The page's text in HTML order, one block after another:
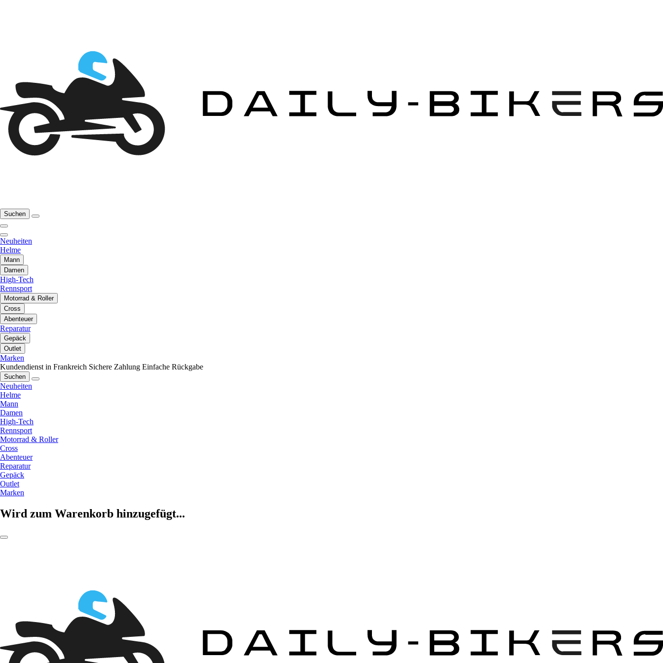
Suchen
Neuheiten
Helme
Mann
Damen
High-Tech
Rennsport
Motorrad & Roller
Cross
Abenteuer
Reparatur
Gepäck
Outlet
Marken
Kundendienst in Frankreich Sichere Zahlung Einfache Rückgabe
Suchen
Neuheiten
Helme
Mann
Damen
High-Tech
Rennsport
Motorrad & Roller
Cross
Abenteuer
Reparatur
Gepäck
Outlet
Marken
Wird zum Warenkorb hinzugefügt...